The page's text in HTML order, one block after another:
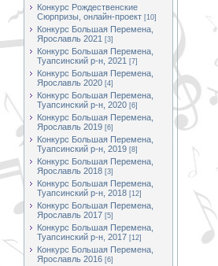
Конкурс Рождественские
Сюрпризы, онлайн-проект [10]
Конкурс Большая Перемена,
Ярославль 2021 [3]
Конкурс Большая Перемена,
Туапсинский р-н, 2021 [7]
Конкурс Большая Перемена,
Ярославль 2020 [4]
Конкурс Большая Перемена,
Туапсинский р-н, 2020 [6]
Конкурс Большая Перемена,
Ярославль 2019 [6]
Конкурс Большая Перемена,
Туапсинский р-н, 2019 [8]
Конкурс Большая Перемена,
Ярославль 2018 [3]
Конкурс Большая Перемена,
Туапсинский р-н, 2018 [12]
Конкурс Большая Перемена,
Ярославль 2017 [5]
Конкурс Большая Перемена,
Туапсинский р-н, 2017 [12]
Конкурс Большая Перемена,
Ярославль 2016 [6]